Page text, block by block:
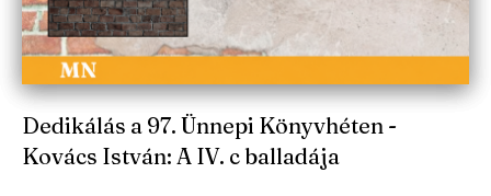
Dedikálás a 97. Ünnepi Könyvhéten -
Kovács István: A IV. c balladája